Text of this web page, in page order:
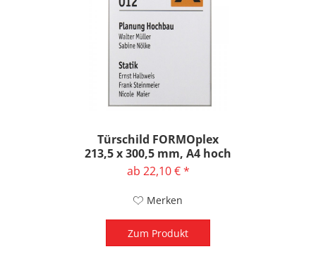
Türschild FORMOplex
213,5 x 300,5 mm, A4 hoch
ab 22,10 € *
Merken
Zum Produkt